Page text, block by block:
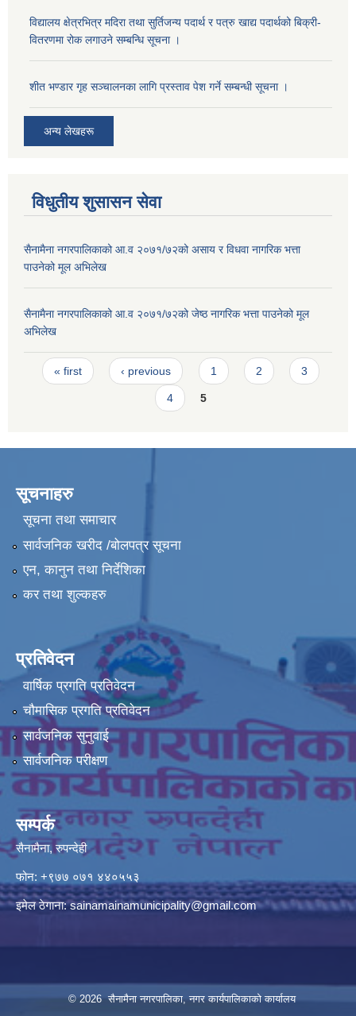
विद्यालय क्षेत्रभित्र मदिरा तथा सुर्तिजन्य पदार्थ र पत्रु खाद्य पदार्थको बिक्री-
वितरणमा रोक लगाउने सम्बन्धि सूचना ।
शीत भण्डार गृह सञ्चालनका लागि प्रस्ताव पेश गर्ने सम्बन्धी सूचना ।
अन्य लेखहरू
विधुतीय शुसासन सेवा
सैनामैना नगरपालिकाको आ.व २०७१/७२को असाय र विधवा नागरिक भत्ता
पाउनेको मूल अभिलेख
सैनामैना नगरपालिकाको आ.व २०७१/७२को जेष्ठ नागरिक भत्ता पाउनेको मूल
अभिलेख
Pages
« first ‹ previous 1 2 3
4 5
सूचनाहरु
सूचना तथा समाचार
सार्वजनिक खरीद /बोलपत्र सूचना
एन, कानुन तथा निर्देशिका
कर तथा शुल्कहरु
प्रतिवेदन
वार्षिक प्रगति प्रतिवेदन
चौमासिक प्रगति प्रतिवेदन
सार्वजनिक सुनुवाई
सार्वजनिक परीक्षण
सम्पर्क
सैनामैना, रुपन्देही
फोन: +९७७ ०७१ ४४०५५३
इमेल ठेगाना:sainamainamunicipality@gmail.com
© 2026 सैनामैना नगरपालिका, नगर कार्यपालिकाको कार्यालय